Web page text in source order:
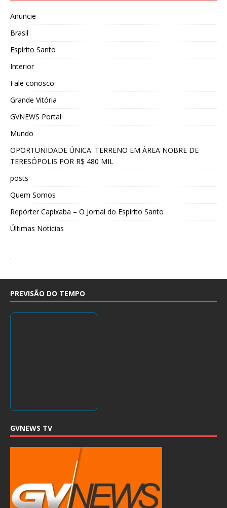
Anuncie
Brasil
Espírito Santo
Interior
Fale conosco
Grande Vitória
GVNEWS Portal
Mundo
OPORTUNIDADE ÚNICA: TERRENO EM ÁREA NOBRE DE
TERESÓPOLIS POR R$ 480 MIL
posts
Quem Somos
Repórter Capixaba – O Jornal do Espírito Santo
Últimas Notícias
PREVISÃO DO TEMPO
GVNEWS TV